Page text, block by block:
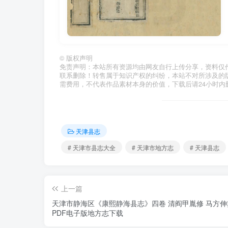
© 版权声明
免责声明：本站所有资源均由网友自行上传分享，资料
联系删除！转售属于知识产权的纠纷，本站不对所涉及
需费用，不代表作品素材本身的价值，下载后请24小时
天津县志
# 天津市县志大全
# 天津市地方志 # 天津县志
上一篇
天津市静海区《康熙静海县志》四卷 清阎甲胤修 马方
PDF电子版地方志下载